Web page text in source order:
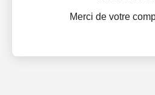
Merci de votre